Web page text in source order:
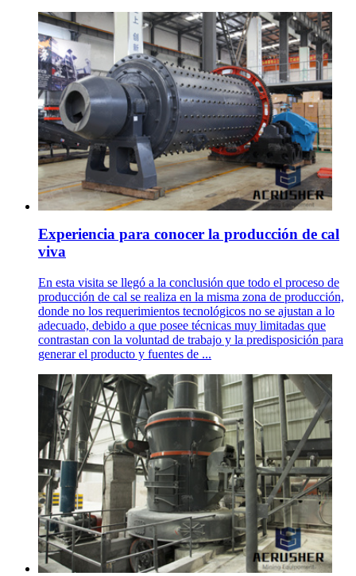
Experiencia para conocer la producción de cal
viva
En esta visita se llegó a la conclusión que todo el proceso de
producción de cal se realiza en la misma zona de producción,
donde no los requerimientos tecnológicos no se ajustan a lo
adecuado, debido a que posee técnicas muy limitadas que
contrastan con la voluntad de trabajo y la predisposición para
generar el producto y fuentes de ...